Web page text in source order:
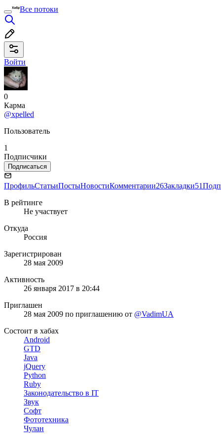
Все потоки
Войти
0
Карма
@xpelled
Пользователь
1
Подписчики
Подписаться
ПрофильСтатьиПостыНовостиКомментарии26Закладки51
В рейтинге
Не участвует
Откуда
Россия
Зарегистрирован
28 мая 2009
Активность
26 января 2017 в 20:44
Приглашен
28 мая 2009 по приглашению от @VadimUA
Состоит в хабах
Android
GTD
Java
jQuery
Python
Ruby
Законодательство в IT
Звук
Софт
Фототехника
Чулан